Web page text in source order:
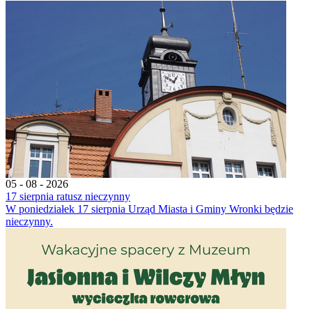
05 - 08 - 2026
17 sierpnia ratusz nieczynny
W poniedziałek 17 sierpnia Urząd Miasta i Gminy Wronki będzie
nieczynny.